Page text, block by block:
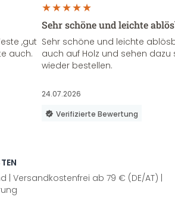
,gut
auch.
Sehr schöne und leichte
Sehr schöne und leichte
auch auf Holz und sehen
wieder bestellen.
24.07.2026
Verifizierte Bewertung
| Versandkostenfrei ab 79 € (DE/AT) |